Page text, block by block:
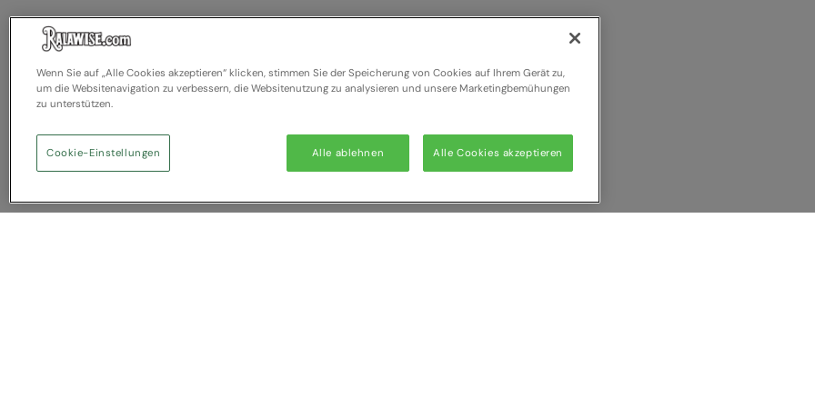
Wenn Sie auf „Alle Cookies akzeptieren“ klicken, stimmen Sie der Speicherung von Cookies auf Ihrem Gerät zu,
um die Websitenavigation zu verbessern, die Websitenutzung zu analysieren und unsere Marketingbemühungen
zu unterstützen.
Alle ablehnen Alle Cookies akzeptieren
Cookie-Einstellungen